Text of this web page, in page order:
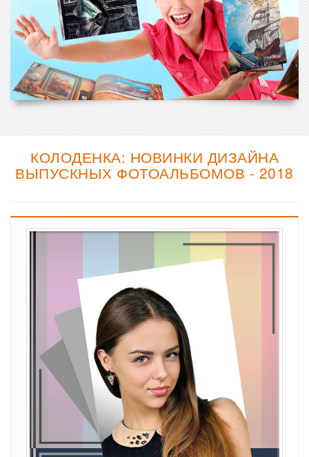
КОЛОДЕНКА: НОВИНКИ ДИЗАЙНА
ВЫПУСКНЫХ ФОТОАЛЬБОМОВ - 2018